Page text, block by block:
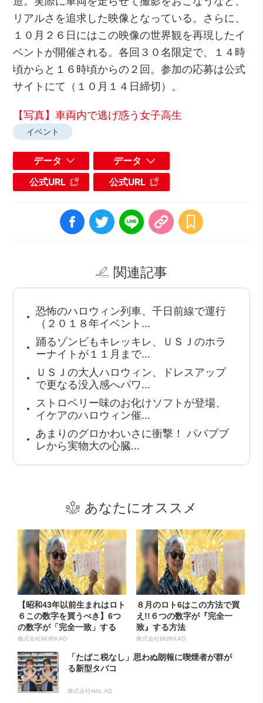
リアルさを追求した映像となっている。さらに、
１０月２６日にはこの映像の世界観を再現したイ
ベントが開催される。各回３０名限定で、１４時
頃からと１６時頃からの２回。参加の応募は公式
サイトにて（１０月１４日締切）。
【写真】車両内で逃げ惑う女子高生
イベント
データ
データ
公式URL
公式URL
関連記事
恐怖のハロウィン列車、千日前線で運行
（２０１８年イベント…
踊るゾンビもキレッキレ、ＵＳＪのホラ
ーナイトが１１月まで…
ＵＳＪの大人ハロウィン、ドレスアップ
で更なる没入感へパワ…
ストロベリー味のお化けソフトが登場、
イケアのハロウィン催…
あまりのグロかわいさに衝撃！ パパブブ
レから実物大の心臓…
あなたにオススメ
【昭和43年以前生まれはロト
６この数字を買うべき】6つ
の数字が「完全一致」する
方...
株式会社MURA AD
８月のロト6はこの方法で買
え!!６つの数字が『完全一
致』する方法
株式会社MURA AD
「たばこ税なし」思わぬ朗報に喫煙者が群が
る新型タバコ
株式会社HAL AD